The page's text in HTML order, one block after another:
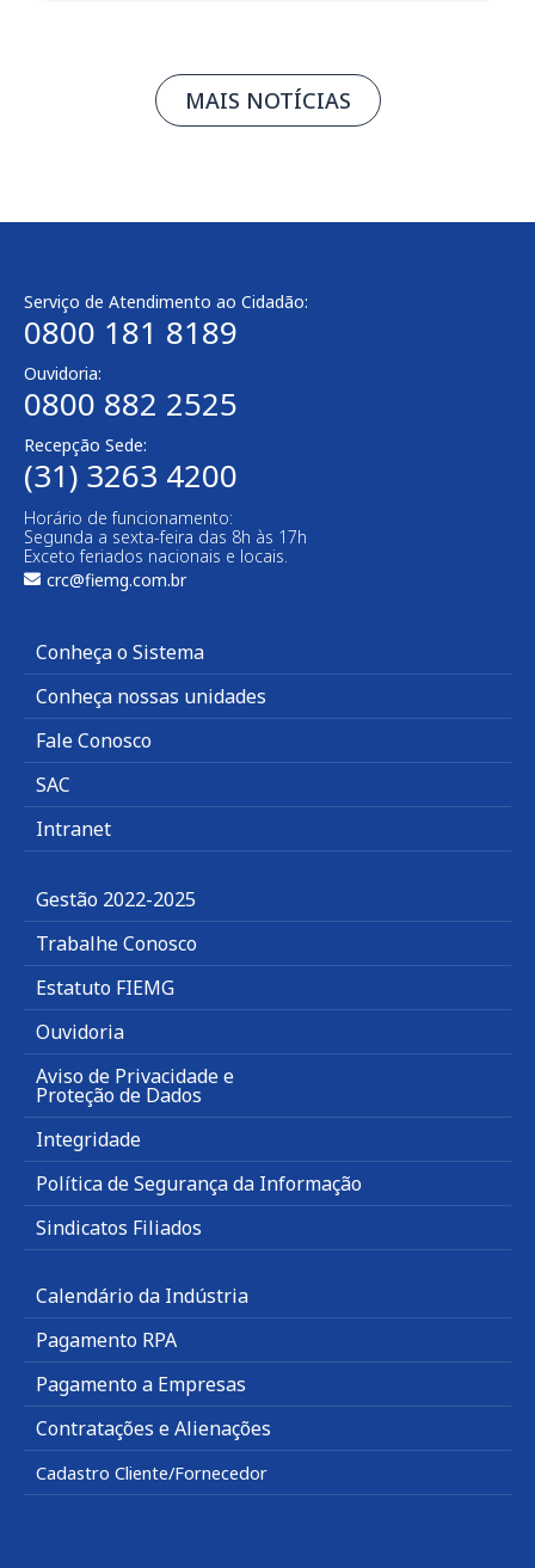
MAIS NOTÍCIAS
Serviço de Atendimento ao Cidadão:
0800 181 8189
Ouvidoria:
0800 882 2525
Recepção Sede:
(31) 3263 4200
Horário de funcionamento:
Segunda a sexta-feira das 8h às 17h
Exceto feriados nacionais e locais.
crc@fiemg.com.br
Conheça o Sistema
Conheça nossas unidades
Fale Conosco
SAC
Intranet
Gestão 2022-2025
Trabalhe Conosco
Estatuto FIEMG
Ouvidoria
Aviso de Privacidade e
Proteção de Dados
Integridade
Política de Segurança da Informação
Sindicatos Filiados
Calendário da Indústria
Pagamento RPA
Pagamento a Empresas
Contratações e Alienações
Cadastro Cliente/Fornecedor